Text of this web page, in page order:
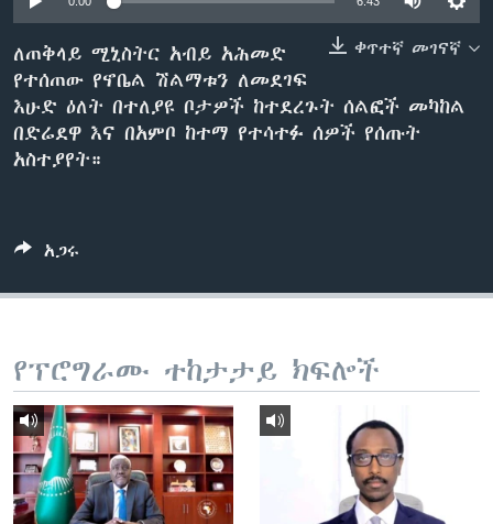
ቋንቋዎች
ቀጥተኛ መገናኛ
ለጠቅላይ ሚኒስትር አብይ አሕመድ
የተሰጠው የኖቤል ሽልማቱን ለመደገፍ
እሁድ ዕለት በተለያዩ ቦታዎች ከተደረጉት ሰልፎች መካከል
በድሬደዋ እና በአምቦ ከተማ የተሳተፉ ሰዎች የሰጡት
አስተያየት።
አጋሩ
የፕሮግራሙ ተከታታይ ክፍሎች